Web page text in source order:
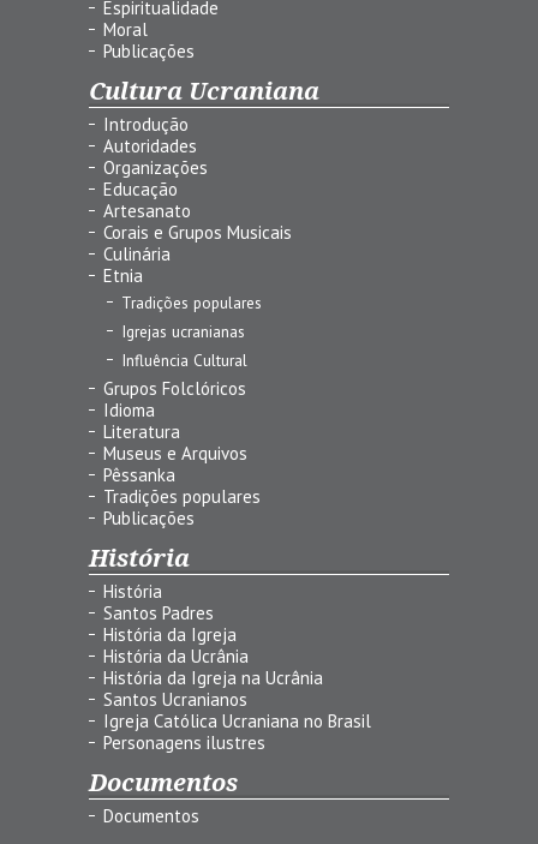
Espiritualidade
Moral
Publicações
Cultura Ucraniana
Introdução
Autoridades
Organizações
Educação
Artesanato
Corais e Grupos Musicais
Culinária
Etnia
Tradições populares
Igrejas ucranianas
Influência Cultural
Grupos Folclóricos
Idioma
Literatura
Museus e Arquivos
Pêssanka
Tradições populares
Publicações
História
História
Santos Padres
História da Igreja
História da Ucrânia
História da Igreja na Ucrânia
Santos Ucranianos
Igreja Católica Ucraniana no Brasil
Personagens ilustres
Documentos
Documentos